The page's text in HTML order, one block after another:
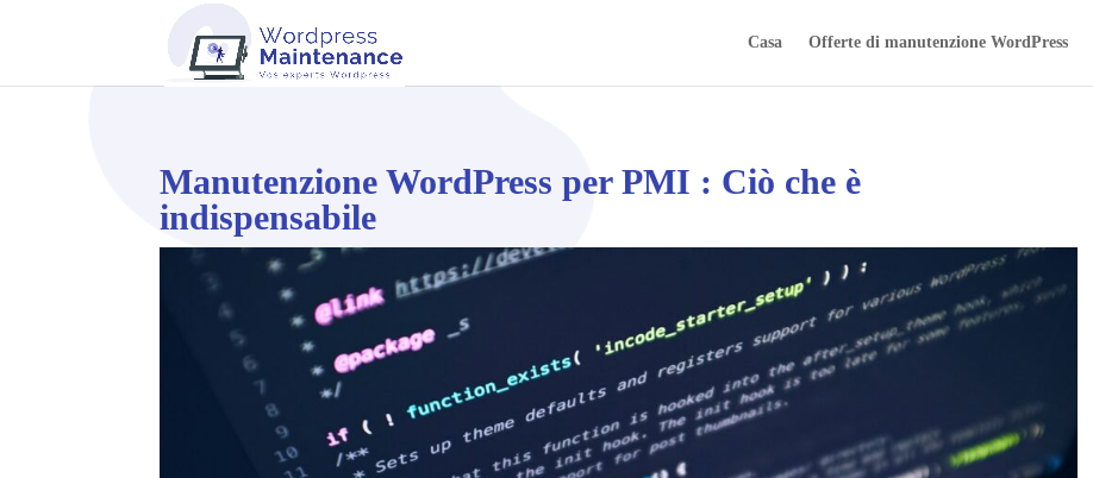
Casa Offerte di manutenzione WordPress
Manutenzione WordPress per PMI : Ciò che è
indispensabile